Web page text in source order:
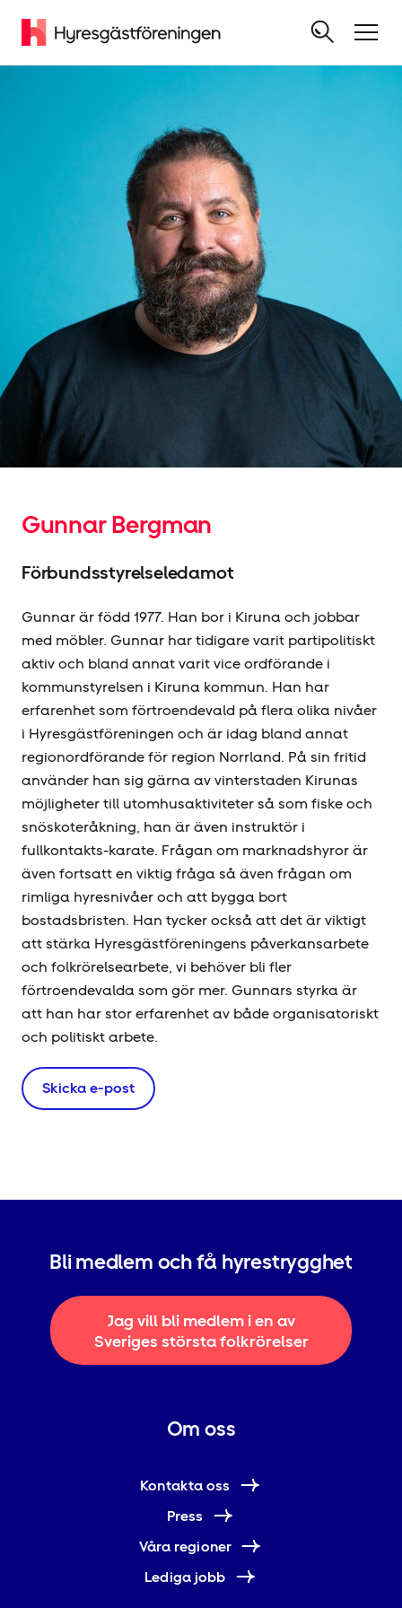
Gunnar Bergman
Förbundsstyrelseledamot
Gunnar är född 1977. Han bor i Kiruna och jobbar
med möbler. Gunnar har tidigare varit partipolitiskt
aktiv och bland annat varit vice ordförande i
kommunstyrelsen i Kiruna kommun. Han har
erfarenhet som förtroendevald på flera olika nivåer
i Hyresgäst­föreningen och är idag bland annat
regionordförande för region Norrland. På sin fritid
använder han sig gärna av vinterstaden Kirunas
möjligheter till utomhusaktiviteter så som fiske och
snöskoteråkning, han är även instruktör i
fullkontakts-karate. Frågan om marknadshyror är
även fortsatt en viktig fråga så även frågan om
rimliga hyresnivåer och att bygga bort
bostadsbristen. Han tycker också att det är viktigt
att stärka Hyresgäst­föreningens påverkansarbete
och folkrörelsearbete, vi behöver bli fler
förtroendevalda som gör mer. Gunnars styrka är
att han har stor erfarenhet av både organisatoriskt
och politiskt arbete.
Skicka e-post
Bli medlem och få hyrestrygghet
Jag vill bli medlem i en av
Sveriges största folkrörelser
Om oss
Kontakta oss
Press
Våra regioner
Lediga jobb